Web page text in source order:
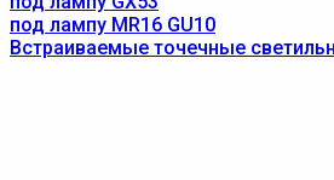
под лампу MR16 GU10
Встраиваемые точечные